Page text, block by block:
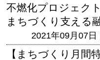
不燃化プロジェク
まちづくり支える
2021年09月07日 |
【まちづくり月間